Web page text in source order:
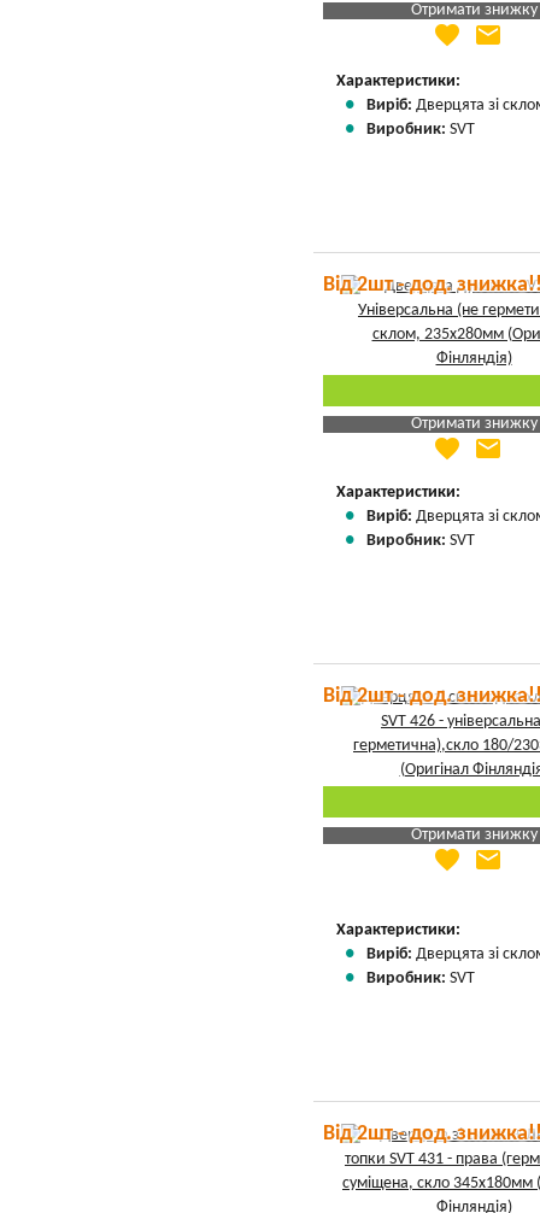
Отримати знижку
Яка Ваша ціна
favorite email
Характеристики:
Виріб: Дверцята зі
Виробник: SVT
Від 2шт - дод.
Отримати знижку
Яка Ваша ціна
favorite email
Характеристики:
Виріб: Дверцята зі
Виробник: SVT
Від 2шт - дод.
Отримати знижку
Яка Ваша ціна
favorite email
Характеристики:
Виріб: Дверцята зі
Виробник: SVT
Від 2шт - дод.